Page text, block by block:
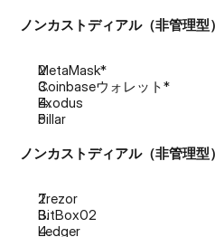
ノンカストディアル（非管理
MetaMask*
Coinbaseウォレット*
Exodus
Pillar
ノンカストディアル（非管理
Trezor
BitBox02
Ledger